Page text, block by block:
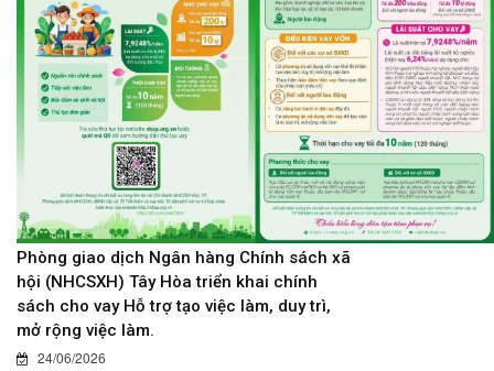
Phòng giao dịch Ngân hàng Chính sách xã
hội (NHCSXH) Tây Hòa triển khai chính
sách cho vay Hỗ trợ tạo việc làm, duy trì,
mở rộng việc làm.
24/06/2026